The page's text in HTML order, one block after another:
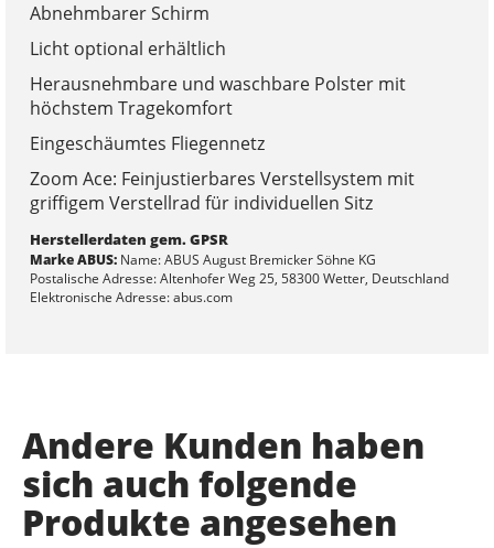
Abnehmbarer Schirm
Licht optional erhältlich
Herausnehmbare und waschbare Polster mit
höchstem Tragekomfort
Eingeschäumtes Fliegennetz
Zoom Ace: Feinjustierbares Verstellsystem mit
griffigem Verstellrad für individuellen Sitz
Herstellerdaten gem. GPSR
Marke ABUS:Name: ABUS August Bremicker Söhne KG
Postalische Adresse: Altenhofer Weg 25, 58300 Wetter, Deutschland
Elektronische Adresse: abus.com
Andere Kunden haben
sich auch folgende
Produkte angesehen